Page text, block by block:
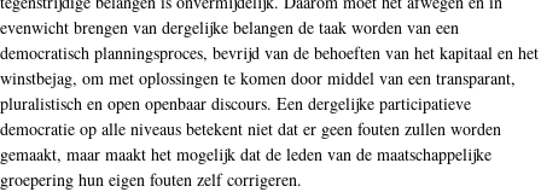
evenwicht brengen van dergelijke belangen de taak worden van een
democratisch planningsproces, bevrijd van de behoeften van het kapitaal en het
winstbejag, om met oplossingen te komen door middel van een transparant,
pluralistisch en open openbaar discours. Een dergelijke participatieve
democratie op alle niveaus betekent niet dat er geen fouten zullen worden
gemaakt, maar maakt het mogelijk dat de leden van de maatschappelijke
groepering hun eigen fouten zelf corrigeren.